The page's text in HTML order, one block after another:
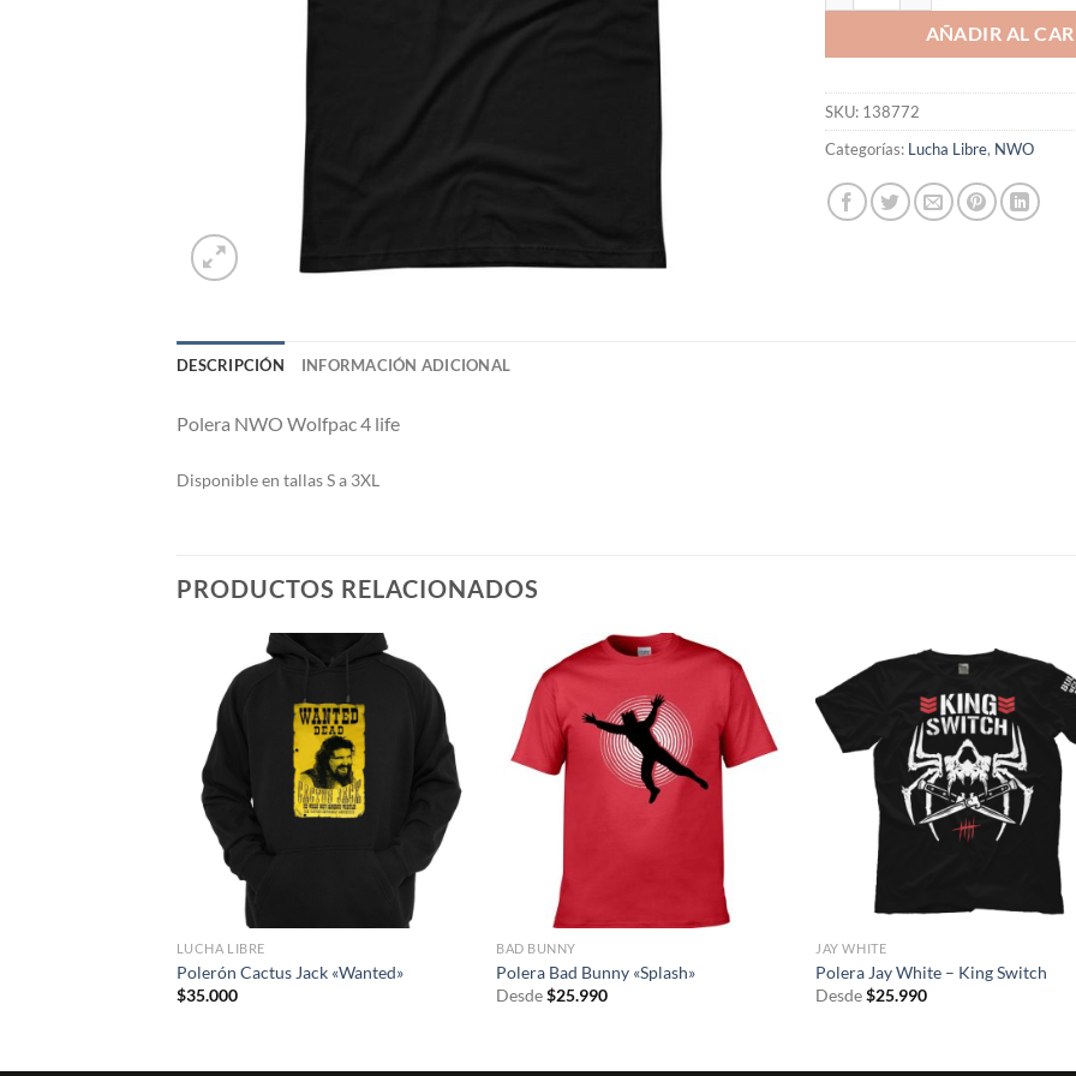
AÑADIR AL
SKU: 138772
Categorías: Lucha Libre, NWO
DESCRIPCIÓN INFORMACIÓN ADICIONAL
Polera NWO Wolfpac 4 life
Disponible en tallas S a 3XL
PRODUCTOS RELACIONADOS
LUCHA LIBRE
Polerón Cactus Jack «Wanted»
$35.000
BAD BUNNY
Polera Bad Bunny «Splash»
Desde$25.990
JAY WHITE
Polera Jay White – King Switch
Desde$25.990